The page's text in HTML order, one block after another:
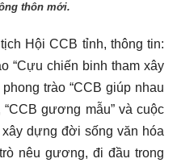
thôn mới.
Hội CCB tỉnh, thông tin:
“Cựu chiến binh tham xây
trào “CCB giúp nhau
gương mẫu” và cuộc
xây dựng đời sống văn hóa
nêu gương, đi đầu trong